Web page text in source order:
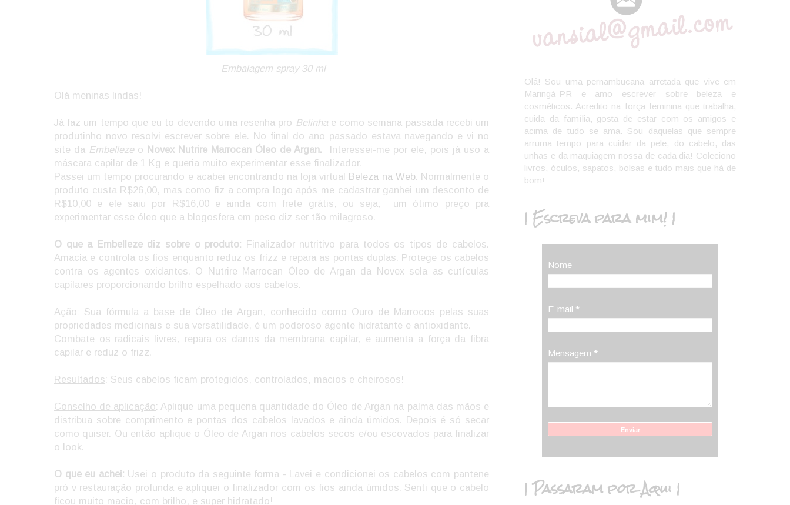
Embalagem spray 30 ml
Olá meninas lindas!
Já faz um tempo que eu to devendo uma resenha pro Belinhae como semana passada recebi um
produtinho novo resolvi escrever sobre ele. No final do ano passado estava navegando e vi no
site da Embellezeo Novex Nutrire Marrocan Óleo de Argan. Interessei-me por ele, pois já uso a
máscara capilar de 1 Kg e queria muito experimentar esse finalizador.
Passei um tempo procurando e acabei encontrando na loja virtual Beleza na Web. Normalmente o
produto custa R$26,00, mas como fiz a compra logo após me cadastrar ganhei um desconto de
R$10,00 e ele saiu por R$16,00 e ainda com frete grátis, ou seja;
um ótimo preço pra
experimentar esse óleo que a blogosfera em peso diz ser tão milagroso.
O que a Embelleze diz sobre o produto: Finalizador nutritivo para todos os tipos de cabelos.
Amacia e controla os fios enquanto reduz os frizz e repara as pontas duplas. Protege os cabelos
contra os agentes oxidantes. O Nutrire Marrocan Óleo de Argan da Novex sela as cutículas
capilares proporcionando brilho espelhado aos cabelos.
Ação: Sua fórmula a base de Óleo de Argan, conhecido como Ouro de Marrocos pelas suas
propriedades medicinais e sua versatilidade, é um poderoso agente hidratante e antioxidante.
Combate os radicais livres, repara os danos da membrana capilar, e aumenta a força da fibra
capilar e reduz o frizz.
Resultados: Seus cabelos ficam protegidos, controlados, macios e cheirosos!
Conselho de aplicação: Aplique uma pequena quantidade do Óleo de Argan na palma das mãos e
distribua sobre comprimento e pontas dos cabelos lavados e ainda úmidos. Depois é só secar
como quiser. Ou então aplique o Óleo de Argan nos cabelos secos e/ou escovados para finalizar
o look.
O que eu achei: Usei o produto da seguinte forma - Lavei e condicionei os cabelos com pantene
pró v restauração profunda e apliquei o finalizador com os fios ainda úmidos. Senti que o cabelo
ficou muito macio, com brilho, e super hidratado!
Olá! Sou uma pernambucana arretada que vive em
Maringá-PR e amo escrever sobre beleza e
cosméticos. Acredito na força feminina que trabalha,
cuida da família, gosta de estar com os amigos e
acima de tudo se ama. Sou daquelas que sempre
arruma tempo para cuidar da pele, do cabelo, das
unhas e da maquiagem nossa de cada dia! Coleciono
livros, óculos, sapatos, bolsas e tudo mais que há de
bom!
| Escreva para mim! |
Nome
E-mail *
Mensagem *
| Passaram por Aqui |